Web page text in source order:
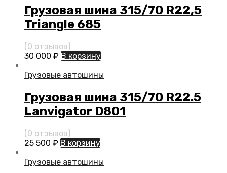
Грузовая шина 315/70 R22,5
Triangle 685
(0 отзывов)
30 000 ₽ В корзину
Грузовые автошины
Грузовая шина 315/70 R22.5
Lanvigator D801
(0 отзывов)
25 500 ₽ В корзину
Грузовые автошины